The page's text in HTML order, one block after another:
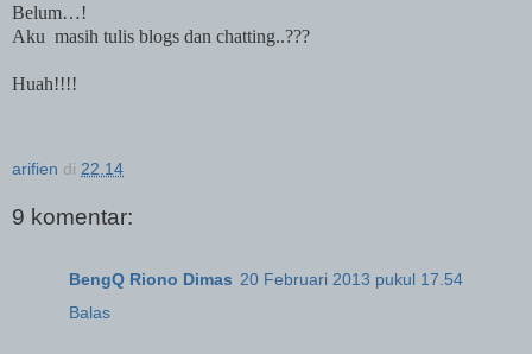
Belum…!
Aku masih tulis blogs dan chatting..???
Huah!!!!
arifien di 22.14
9 komentar:
BengQ Riono Dimas 20 Februari 2013 pukul 17.54
Balas